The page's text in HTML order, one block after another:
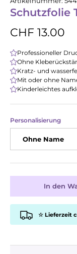
Schutzfolie
CHF 13.00
Professioneller
Ohne
Kratz- und
Mit oder ohne
Kinderleichtes
Personalisierung
Ohne Name
In den
☆ Lieferzeit